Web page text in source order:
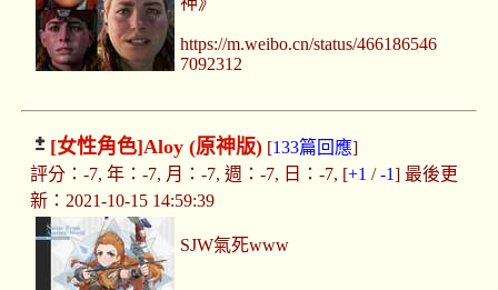
https://m.weibo.cn/status/466186546
7092312
[女性角色]Aloy (原神版)[133篇回應]
評分：-7, 年：-7, 月：-7, 週：-7, 日：-7, [+1 /-1] 最後更
新：2021-10-15 14:59:39
SJW氣死www